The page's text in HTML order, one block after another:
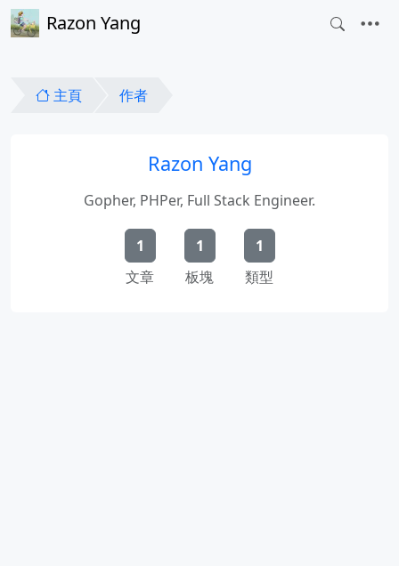
Razon Yang
主頁 作者
Razon Yang
Gopher, PHPer, Full Stack Engineer.
1
文章
1
板塊
1
類型